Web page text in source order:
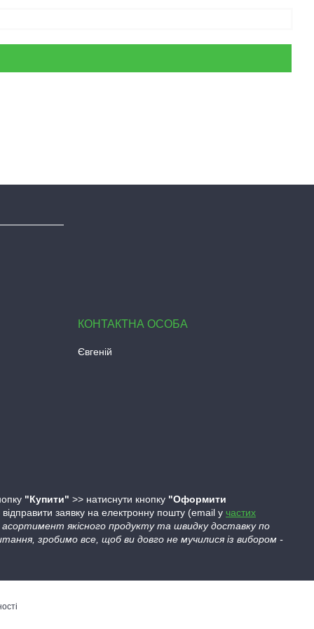
Євгеній
"Купити" >> натиснути кнопку "Оформити
заявку на електронну пошту (email у частих
якісного продукту та швидку доставку по
зробимо все, щоб ви довго не мучилися із вибором -